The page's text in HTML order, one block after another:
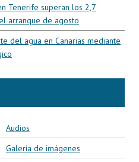
Tenerife superan los 2,7
arranque de agosto
del agua en Canarias mediante
Audios
Galería de imágenes